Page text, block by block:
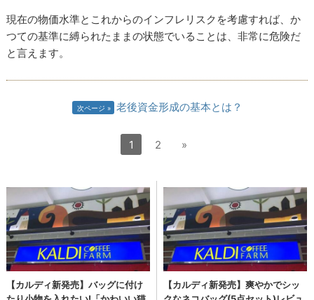
現在の物価水準とこれからのインフレリスクを考慮すれば、か
つての基準に縛られたままの状態でいることは、非常に危険だ
と言えます。
次ページ 老後資金形成の基本とは？
1 2 »